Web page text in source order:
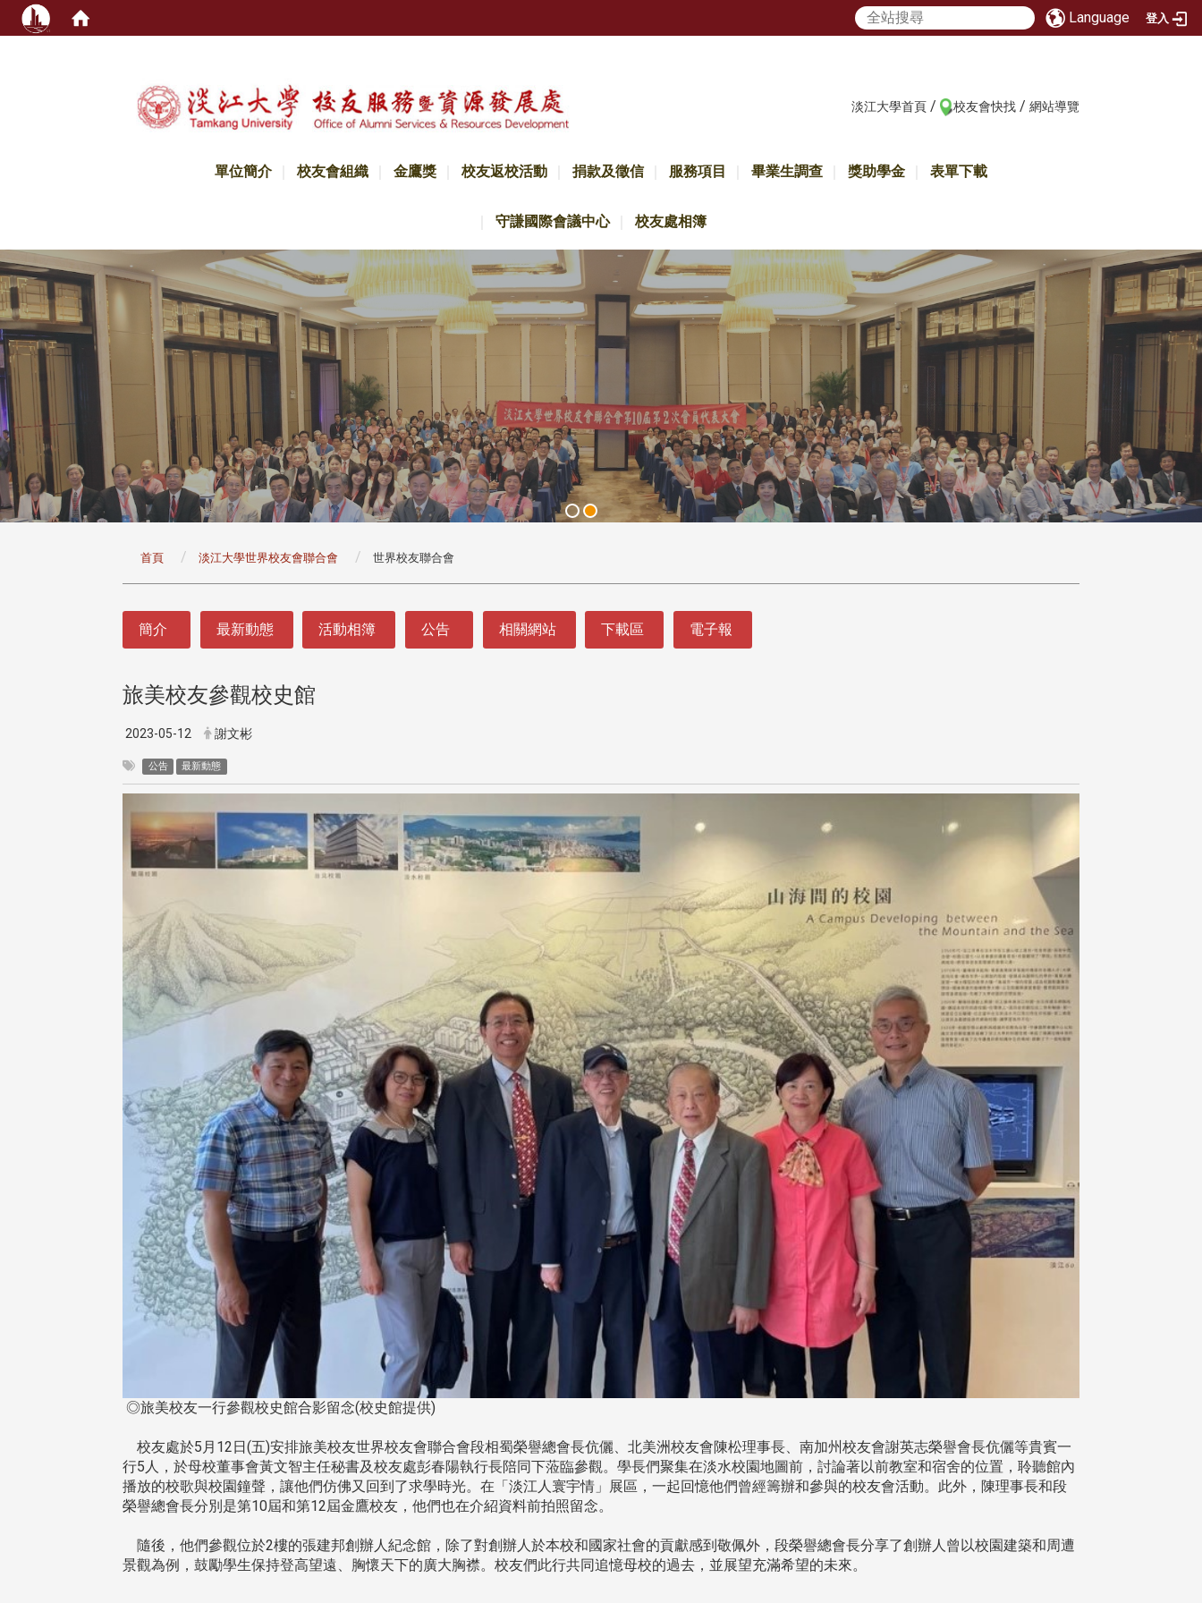
Language 登入
淡江大學首頁 / 校友會快找 / 網站導覽
單位簡介 校友會組織 金鷹獎 校友返校活動 捐款及徵信 服務項目 畢業生調查 獎助學金 表單下載
守謙國際會議中心 校友處相簿
首頁 淡江大學世界校友會聯合會 世界校友聯合會
簡介 最新動態 活動相簿 公告 相關網站 下載區 電子報
旅美校友參觀校史館
2023-05-12 謝文彬
公告 最新動態
◎旅美校友一行參觀校史館合影留念(校史館提供)
校友處於5月12日(五)安排旅美校友世界校友會聯合會段相蜀榮譽總會長伉儷、北美洲校友會陳松理事長、南加州校友會謝英志榮譽會長伉儷等貴賓一
行5人，於母校董事會黃文智主任秘書及校友處彭春陽執行長陪同下蒞臨參觀。學長們聚集在淡水校園地圖前，討論著以前教室和宿舍的位置，聆聽館內
播放的校歌與校園鐘聲，讓他們仿佛又回到了求學時光。在「淡江人寰宇情」展區，一起回憶他們曾經籌辦和參與的校友會活動。此外，陳理事長和段
榮譽總會長分別是第10屆和第12屆金鷹校友，他們也在介紹資料前拍照留念。
隨後，他們參觀位於2樓的張建邦創辦人紀念館，除了對創辦人於本校和國家社會的貢獻感到敬佩外，段榮譽總會長分享了創辦人曾以校園建築和周遭
景觀為例，鼓勵學生保持登高望遠、胸懷天下的廣大胸襟。校友們此行共同追憶母校的過去，並展望充滿希望的未來。